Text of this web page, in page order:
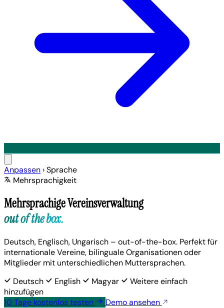
Anpassen ›Sprache
Mehrsprachigkeit
Mehrsprachige Vereinsverwaltung
out of the box.
Deutsch, Englisch, Ungarisch – out-of-the-box. Perfekt für
internationale Vereine, bilinguale Organisationen oder
Mitglieder mit unterschiedlichen Muttersprachen.
Deutsch
English Magyar
Weitere einfach
hinzufügen
10 Tage kostenlostesten Demo ansehen